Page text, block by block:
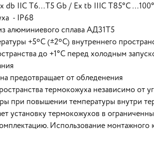
db IIC T6…Т5 Gb / Ex tb IIIC T85°C
- IP68
алюминиевого сплава АД31Т5
+5ºС (±2ºС) внутреннего
до +1°С перед холодным
предотвращает от обледенения
термокожуха независимо от
при повышении температуры внутри
установку термокожухов в
Использование монтажного